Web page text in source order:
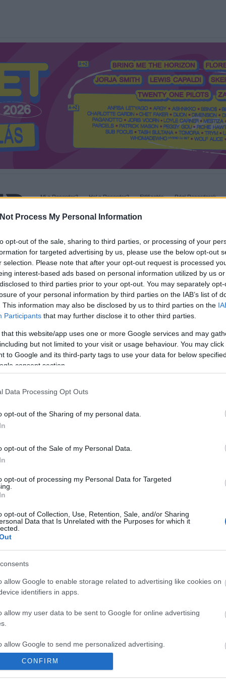
Process My Personal Information
opt-out of the sale, sharing to third parties, or processing of your
for targeted advertising by us, please use the below opt-out
selection. Please note that after your opt-out request is processed
interest-based ads based on personal information utilized by us
to third parties prior to your opt-out. You may separately
of your personal information by third parties on the IAB’s list of
This information may also be disclosed by us to third parties on the
Participants that may further disclose it to other third parties.
that this website/app uses one or more Google services and may
but not limited to your visit or usage behaviour. You may
to Google and its third-party tags to use your data for below
consent section.
Data Processing Opt Outs
opt-out of the Sharing of my personal data.
opt-out of the Sale of my Personal Data.
opt-out of processing my Personal Data for Targeted
opt-out of Collection, Use, Retention, Sale, and/or Sharing
Data that Is Unrelated with the Purposes for which it
allow Google to enable storage related to advertising like cookies on
identifiers in apps.
allow my user data to be sent to Google for online advertising
allow Google to send me personalized advertising.
allow Google to enable storage related to analytics like cookies on
CONFIRM
Interjú Lemezkritika Filmkritika Kultsarok
Mi a Recorder? Hol a Recorder? Előfizetés Régi Recorderek
PODCASTJAI ITT!
FRISS MAGYAR ZENÉK HETENTE!
HAZAI LEMEZEK.
HÁTTÉRBEN IS KÖZÉPPONTBAN.
SOROZATOK. 2005: EZ MENT HÚSZ ÉVE.
FUCK IT" - BABA AZIZ A
új adásának vendége a magyar underground hiphopszcéna
és legöntörvényűbb figurája, a 32 éves Lotfi Árzsáng,
szeme is…